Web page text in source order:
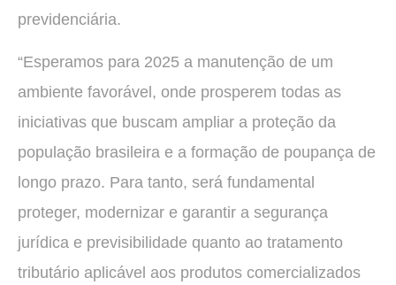
previdenciária.
“Esperamos para 2025 a manutenção de um
ambiente favorável, onde prosperem todas as
iniciativas que buscam ampliar a proteção da
população brasileira e a formação de poupança de
longo prazo. Para tanto, será fundamental
proteger, modernizar e garantir a segurança
jurídica e previsibilidade quanto ao tratamento
tributário aplicável aos produtos comercializados